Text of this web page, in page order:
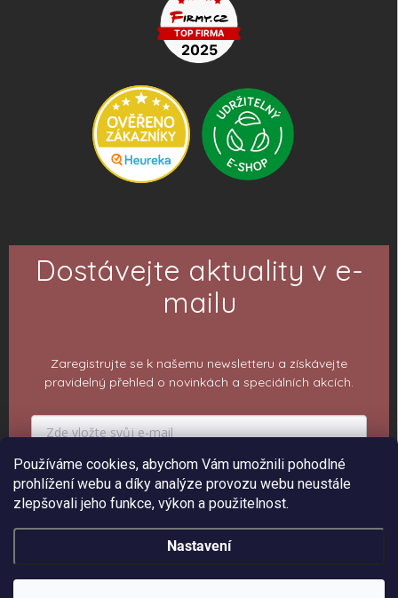
Používáme cookies, abychom Vám umožnili pohodlné
prohlížení webu a díky analýze provozu webu neustále
zlepšovali jeho funkce, výkon a použitelnost.
Nastavení
Dostávejte aktuality v e-
mailu
Zaregistrujte se k našemu newsletteru a získávejte
pravidelný přehled o novinkách a speciálních akcích.
PŘIHLÁSIT K ODBĚRU
Copyright 2026ePiPí - Prodejna radostí. Všechna práva vyhrazena.Upravit